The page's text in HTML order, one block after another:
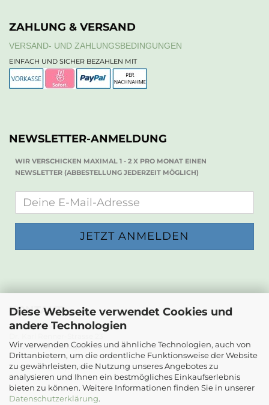
Diese Webseite verwendet Cookies und
andere Technologien
Wir verwenden Cookies und ähnliche Technologien, auch von
Drittanbietern, um die ordentliche Funktionsweise der Website
zu gewährleisten, die Nutzung unseres Angebotes zu
analysieren und Ihnen ein bestmögliches Einkaufserlebnis
bieten zu können. Weitere Informationen finden Sie in unserer
Datenschutzerklärung.
ZAHLUNG & VERSAND
VERSAND- UND ZAHLUNGSBEDINGUNGEN
EINFACH UND SICHER BEZAHLEN MIT
NEWSLETTER-ANMELDUNG
WIR VERSCHICKEN MAXIMAL 1 - 2 X PRO MONAT EINEN
NEWSLETTER (ABBESTELLUNG JEDERZEIT MÖGLICH)
KONTAKT
Die Papierwerkstatt
2232 Deutsch-Wagram
Email: info@diepapierwerkstatt.at
Tel. +43 664 5261978
Kontaktformular